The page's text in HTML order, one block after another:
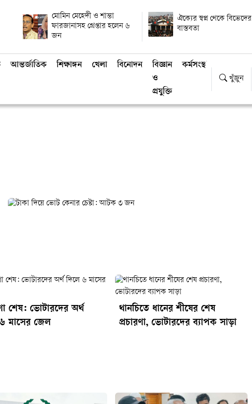
মোমিন মেহেদী ও শান্তা
ফারজানাসহ গ্রেপ্তার হলেন ৬
জন
ঐক্যের স্বপ্ন থেকে বিভেদের
বাস্তবতা
আন্তর্জাতিক শিক্ষাঙ্গন খেলা বিনোদন
বিজ্ঞান
ও
প্রযুক্তি
কর্মসংস্থান
খুঁজুন
শেষ: ভোটারদের অর্থ
মাসের জেল
থানচিতে ধানের শীষের শেষ
প্রচারণা, ভোটারদের ব্যাপক সাড়া